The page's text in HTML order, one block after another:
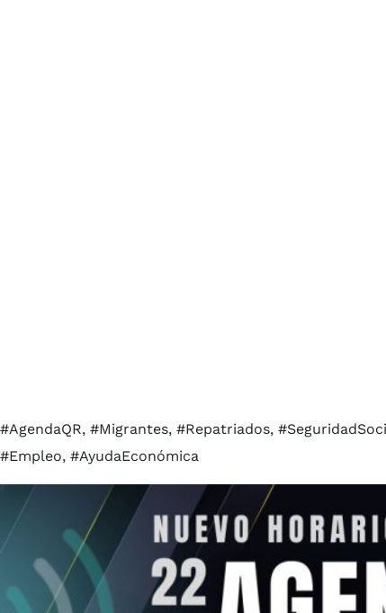
#AgendaQR, #Migrantes, #Repatriados,
#Empleo, #AyudaEconómica